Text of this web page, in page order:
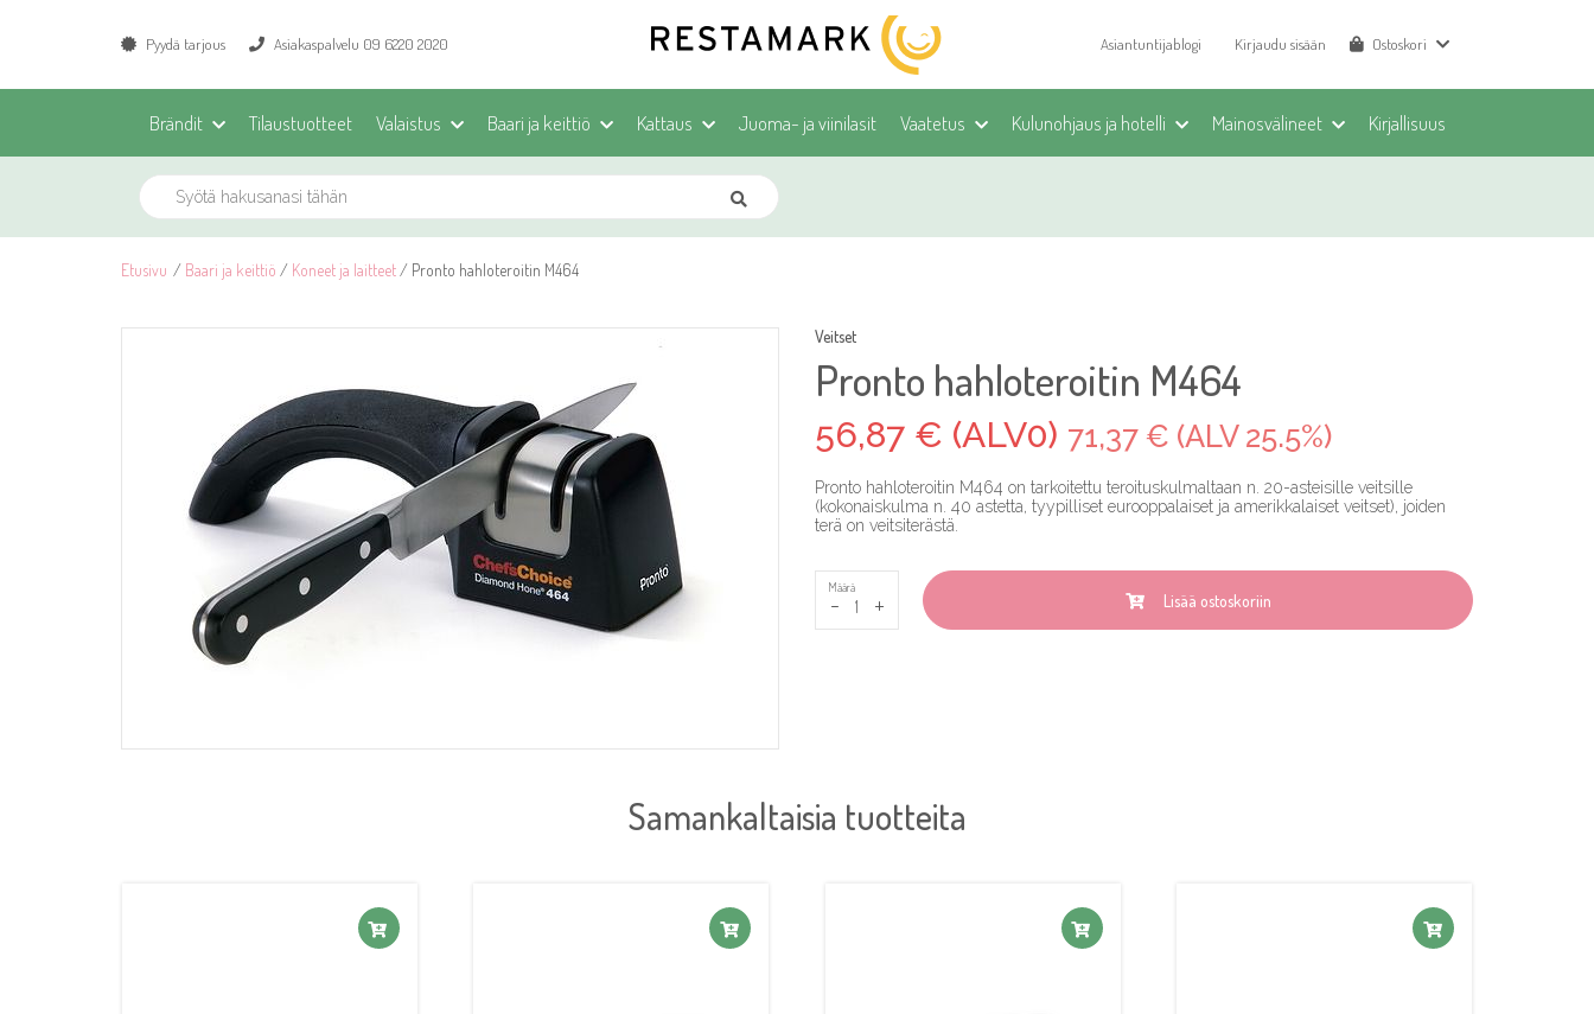
Pyydä tarjous Asiakaspalvelu 09 6220 2020 Asiantuntijablogi Kirjaudu sisään Ostoskori
Brändit Tilaustuotteet Valaistus Baari ja keittiö Kattaus Juoma- ja viinilasit Vaatetus Kulunohjaus ja hotelli Mainosvälineet Kirjallisuus
Etusivu / Baari ja keittiö / Koneet ja laitteet / Pronto hahloteroitin M464
Veitset
Pronto hahloteroitin M464
56,87 € (ALV0) 71,37 € (ALV 25.5%)
Pronto hahloteroitin M464 on tarkoitettu teroituskulmaltaan n. 20-asteisille veitsille
(kokonaiskulma n. 40 astetta, tyypilliset eurooppalaiset ja amerikkalaiset veitset), joiden
terä on veitsiterästä.
Määrä
- + Lisää ostoskoriin
Samankaltaisia tuotteita